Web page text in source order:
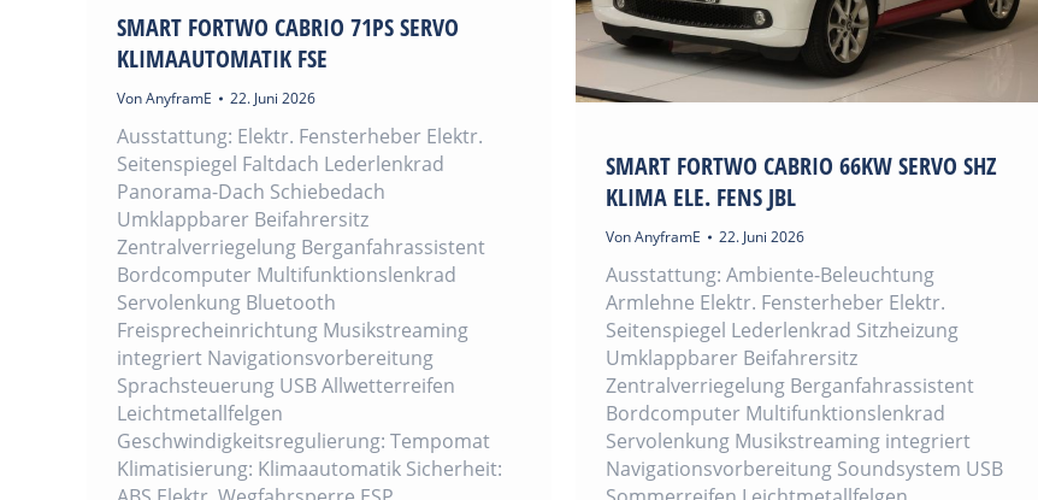
SMART FORTWO CABRIO 71PS SERVO
KLIMAAUTOMATIK FSE
VonAnyframE 22. Juni 2026
Ausstattung: Elektr. Fensterheber Elektr.
Seitenspiegel Faltdach Lederlenkrad
Panorama-Dach Schiebedach
Umklappbarer Beifahrersitz
Zentralverriegelung Berganfahrassistent
Bordcomputer Multifunktionslenkrad
Servolenkung Bluetooth
Freisprecheinrichtung Musikstreaming
integriert Navigationsvorbereitung
Sprachsteuerung USB Allwetterreifen
Leichtmetallfelgen
Geschwindigkeitsregulierung: Tempomat
Klimatisierung: Klimaautomatik Sicherheit:
SMART FORTWO CABRIO 66KW SERVO SHZ
KLIMA ELE. FENS JBL
VonAnyframE 22. Juni 2026
Ausstattung: Ambiente-Beleuchtung
Armlehne Elektr. Fensterheber Elektr.
Seitenspiegel Lederlenkrad Sitzheizung
Umklappbarer Beifahrersitz
Zentralverriegelung Berganfahrassistent
Bordcomputer Multifunktionslenkrad
Servolenkung Musikstreaming integriert
Navigationsvorbereitung Soundsystem USB